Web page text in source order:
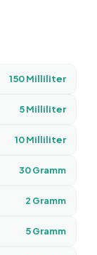
150Milliliter
5Milliliter
10Milliliter
30Gramm
2 Gramm
5Gramm